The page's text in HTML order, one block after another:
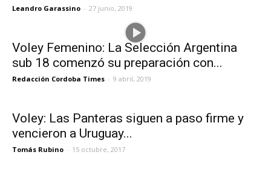
Leandro Garassino - 27 junio, 2019
Voley Femenino: La Selección Argentina
sub 18 comenzó su preparación con...
Redacción Cordoba Times - 9 abril, 2019
Voley: Las Panteras siguen a paso firme y
vencieron a Uruguay...
Tomás Rubino - 15 octubre, 2017